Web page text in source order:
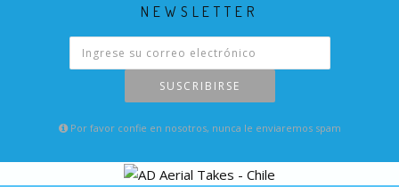
NEWSLETTER
SUSCRIBIRSE
Por favor confie en nosotros, nunca le enviaremos spam